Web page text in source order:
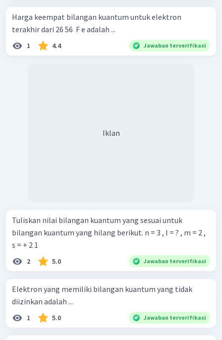
Harga keempat bilangan kuantum untuk elektron
terakhir dari 26 56 ​ F e adalah ...
1 4.4 Jawaban terverifikasi
Iklan
Tuliskan nilai bilangan kuantum yang sesuai untuk
bilangan kuantum yang hilang berikut. n = 3 , l = ? , m = 2 ,
s = + 2 1 ​
2 5.0 Jawaban terverifikasi
Elektron yang memiliki bilangan kuantum yang tidak
diizinkan adalah ...
1 5.0 Jawaban terverifikasi